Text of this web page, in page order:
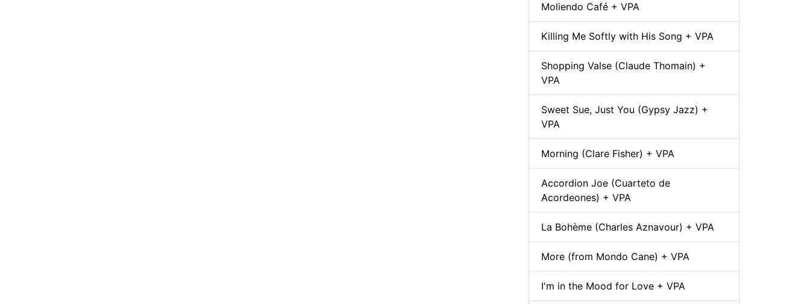
Moliendo Café + VPA
Killing Me Softly with His Song + VPA
Shopping Valse (Claude Thomain) +
VPA
Sweet Sue, Just You (Gypsy Jazz) +
VPA
Morning (Clare Fisher) + VPA
Accordion Joe (Cuarteto de
Acordeones) + VPA
La Bohème (Charles Aznavour) + VPA
More (from Mondo Cane) + VPA
I'm in the Mood for Love + VPA